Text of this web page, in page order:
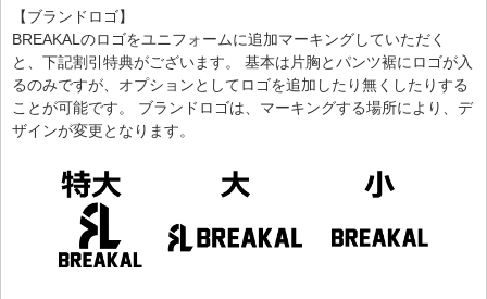
【ブランドロゴ】
BREAKALのロゴをユニフォームに追加マーキングしていただく
と、下記割引特典がございます。 基本は片胸とパンツ裾にロゴが入
るのみですが、オプションとしてロゴを追加したり無くしたりする
ことが可能です。 ブランドロゴは、マーキングする場所により、デ
ザインが変更となります。